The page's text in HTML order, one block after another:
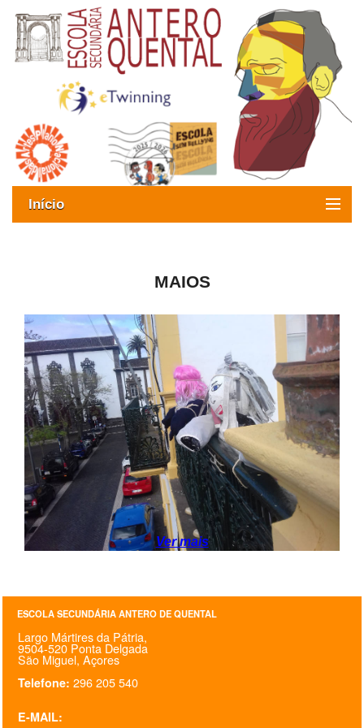
Início
ESAQ sem Bullying
SASE
Clubes Escolares
Matrículas
FOR maESAQ
@parlamentodosjovens_esaq
@clube_robotica.esaq
ALUNOS
MAIOS
Ver mais
ESCOLA SECUNDÁRIA ANTERO DE QUENTAL
Largo Mártires da Pátria,
9504-520 Ponta Delgada
São Miguel, Açores
Telefone: 296 205 540
E-MAIL: